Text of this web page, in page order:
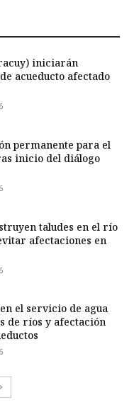
iniciarán
acueducto afectado
permanente para el
inicio del diálogo
taludes en el río
afectaciones en
el servicio de agua
de ríos y afectación